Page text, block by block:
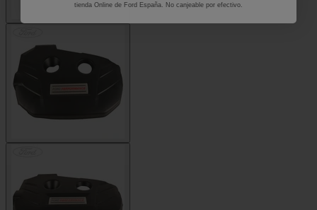
tienda Online de Ford España. No canjeable por efectivo.